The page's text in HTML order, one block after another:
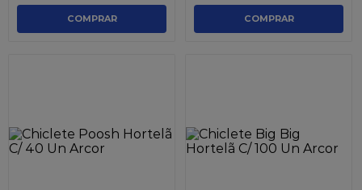
COMPRAR COMPRAR